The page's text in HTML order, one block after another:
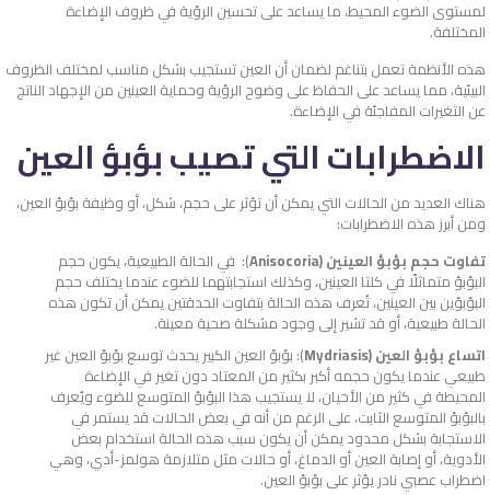
لمستوى الضوء المحيط، ما يساعد على تحسين الرؤية في ظروف الإضاءة
المختلفة.
هذه الأنظمة تعمل بتناغم لضمان أن العين تستجيب بشكل مناسب لمختلف الظروف
البيئية، مما يساعد على الحفاظ على وضوح الرؤية وحماية العينين من الإجهاد الناتج
عن التغيرات المفاجئة في الإضاءة.
الاضطرابات التي تصيب بؤبؤ العين
هناك العديد من الحالات التي يمكن أن تؤثر على حجم، شكل، أو وظيفة بؤبؤ العين،
ومن أبرز هذه الاضطرابات:
تفاوت حجم بؤبؤ العينين (Anisocoria
): في الحالة الطبيعية، يكون حجم
البؤبؤ متماثلًا في كلتا العينين، وكذلك استجابتهما للضوء عندما يختلف حجم
البؤبؤين بين العينين، تُعرف هذه الحالة بتفاوت الحدقتين يمكن أن تكون هذه
الحالة طبيعية، أو قد تشير إلى وجود مشكلة صحية معينة.
اتساع بؤبؤ العين (Mydriasis
): بؤبؤ العين الكبير يحدث توسع بؤبؤ العين غير
طبيعي عندما يكون حجمه أكبر بكثير من المعتاد دون تغير في الإضاءة
المحيطة في كثير من الأحيان، لا يستجيب هذا البؤبؤ المتوسع للضوء ويُعرف
بالبؤبؤ المتوسع الثابت، على الرغم من أنه في بعض الحالات قد يستمر في
الاستجابة بشكل محدود يمكن أن يكون سبب هذه الحالة استخدام بعض
الأدوية، أو إصابة العين أو الدماغ، أو حالات مثل متلازمة هولمز-أدي، وهي
اضطراب عصبي نادر يؤثر على بؤبؤ العين.